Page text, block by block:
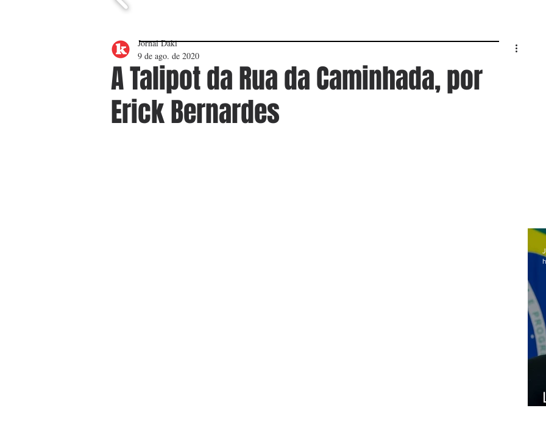
A Talipot da Rua da Caminhada, por
Erick Bernardes
Jornal Daki
9 de ago. de 2020